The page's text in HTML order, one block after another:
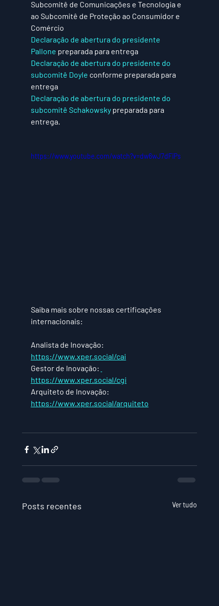
Subcomitê de Comunicações e Tecnologia e
ao Subcomitê de Proteção ao Consumidor e
Comércio
Declaração de abertura do presidente
Pallone preparada para entrega
Declaração de abertura do presidente do
subcomitê Doyle conforme preparada para
entrega
Declaração de abertura do presidente do
subcomitê Schakowsky preparada para
entrega.
https://www.youtube.com/watch?v=dw6wJ7dFiPs
Saiba mais sobre nossas certificações
internacionais:
Analista de Inovação:
https://www.xper.social/cai
Gestor de Inovação:
https://www.xper.social/cgi
Arquiteto de Inovação:
https://www.xper.social/arquiteto
Posts recentes Ver tudo